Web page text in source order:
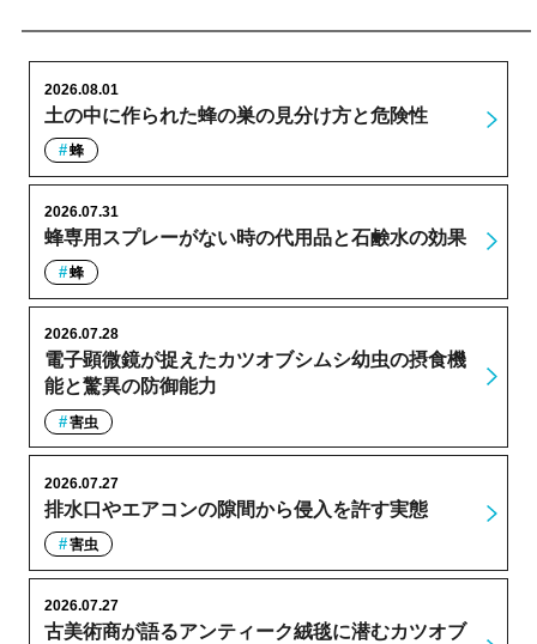
土の中に作られた蜂の巣の見分け方と危険性
2026.08.01
蜂
蜂専用スプレーがない時の代用品と石鹸水の効果
2026.07.31
蜂
電子顕微鏡が捉えたカツオブシムシ幼虫の摂食機
能と驚異の防御能力
2026.07.28
害虫
排水口やエアコンの隙間から侵入を許す実態
2026.07.27
害虫
古美術商が語るアンティーク絨毯に潜むカツオブ
2026.07.27